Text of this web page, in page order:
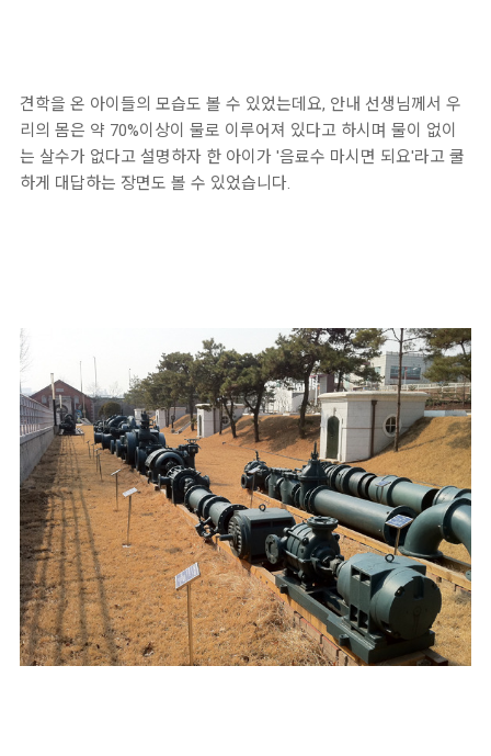
견학을 온 아이들의 모습도 볼 수 있었는데요, 안내 선생님께서 우
리의 몸은 약 70%이상이 물로 이루어져 있다고 하시며 물이 없이
는 살수가 없다고 설명하자 한 아이가 '음료수 마시면 되요'라고 쿨
하게 대답하는 장면도 볼 수 있었습니다.